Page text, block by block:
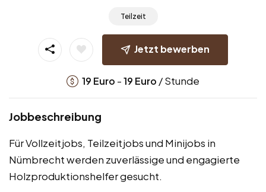
Teilzeit
Jetzt bewerben
19 Euro -19 Euro / Stunde
Jobbeschreibung
Für Vollzeitjobs, Teilzeitjobs und Minijobs in
Nümbrecht werden zuverlässige und engagierte
Holzproduktionshelfer gesucht.